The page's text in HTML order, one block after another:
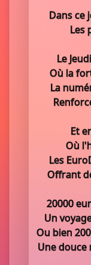
Dans ce
Les
Le
Où la
La
Et
Où
Les
Offrant
20000
Un
Ou bien
Une